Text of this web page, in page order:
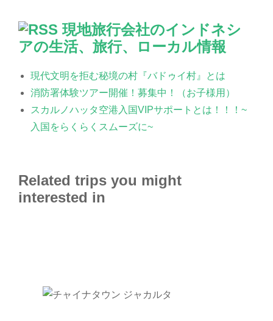
現地旅行会社のインドネシ
アの生活、旅行、ローカル情報
現代文明を拒む秘境の村『バドゥイ村』とは
消防署体験ツアー開催！募集中！（お子様用）
スカルノハッタ空港入国VIPサポートとは！！！~
入国をらくらくスムーズに~
Related trips you might
interested in